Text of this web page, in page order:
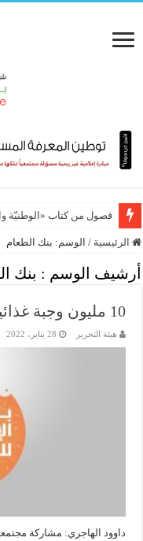
فصول من كتاب «الوطنيّة
الرئيسية / الوسم: بنك الطعام
أرشيف الوسم : بنك
10 مليون وجبة غذائية لـ«بنك الطعام» في 2021
هيئة التحرير 28 يناير، 2022
داوود الهاجري: مشاركة